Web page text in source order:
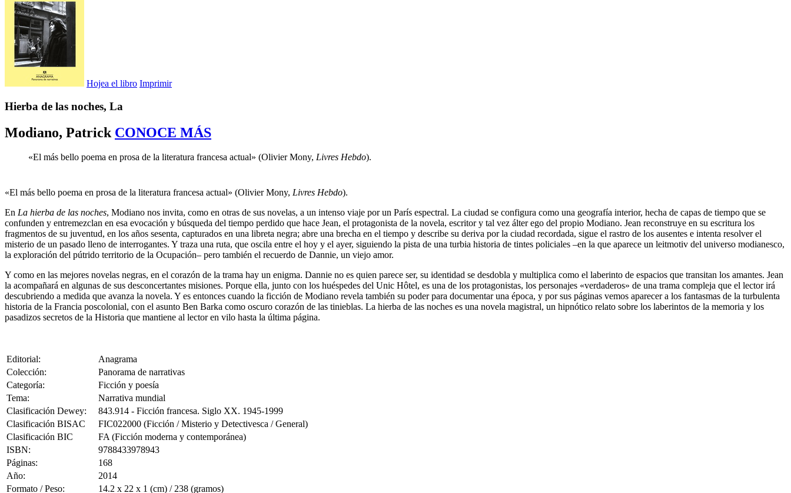
Hojea el libro Imprimir
Hierba de las noches, La
Modiano, Patrick CONOCE MÁS
«El más bello poema en prosa de la literatura francesa actual» (Olivier Mony, Livres Hebdo).
«El más bello poema en prosa de la literatura francesa actual» (Olivier Mony, Livres Hebdo).
En La hierba de las noches, Modiano nos invita, como en otras de sus novelas, a un intenso viaje por un París espectral. La ciudad se configura como una geografía interior, hecha de capas de tiempo que se
confunden y entremezclan en esa evocación y búsqueda del tiempo perdido que hace Jean, el protagonista de la novela, escritor y tal vez álter ego del propio Modiano. Jean reconstruye en su escritura los
fragmentos de su juventud, en los años sesenta, capturados en una libreta negra; abre una brecha en el tiempo y describe su deriva por la ciudad recordada, sigue el rastro de los ausentes e intenta resolver el
misterio de un pasado lleno de interrogantes. Y traza una ruta, que oscila entre el hoy y el ayer, siguiendo la pista de una turbia historia de tintes policiales –en la que aparece un leitmotiv del universo modianesco,
la exploración del pútrido territorio de la Ocupación– pero también el recuerdo de Dannie, un viejo amor.
Y como en las mejores novelas negras, en el corazón de la trama hay un enigma. Dannie no es quien parece ser, su identidad se desdobla y multi­plica como el laberinto de espacios que transitan los amantes. Jean
la acompañará en algunas de sus desconcertantes misiones. Porque ella, junto con los huéspedes del Unic Hôtel, es una de los protagonistas, los personajes «verdaderos» de una trama compleja que el lector irá
descubriendo a medida que avanza la novela. Y es entonces cuando la ficción de Modiano revela también su poder para documentar una época, y por sus páginas vemos aparecer a los fantasmas de la turbulenta
historia de la Francia poscolonial, con el asunto Ben Barka como oscuro corazón de las tinieblas. La hierba de las noches es una novela magistral, un hipnótico relato sobre los laberintos de la memoria y los
pasadizos secretos de la Historia que mantiene al lector en vilo hasta la última página.
Editorial:
Anagrama
Colección:
Panorama de narrativas
Categoría:
Ficción y poesía
Tema:
Narrativa mundial
Clasificación Dewey:
843.914 - Ficción francesa. Siglo XX. 1945-1999
Clasificación BISAC
FIC022000 (Ficción / Misterio y Detectivesca / General)
Clasificación BIC
FA (Ficción moderna y contemporánea)
ISBN:
9788433978943
Páginas:
168
Año:
2014
Formato / Peso:
14.2 x 22 x 1 (cm) / 238 (gramos)